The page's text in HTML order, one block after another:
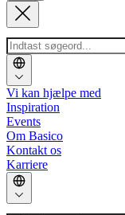
Vi kan hjælpe med
Inspiration
Events
Om Basico
Kontakt os
Karriere